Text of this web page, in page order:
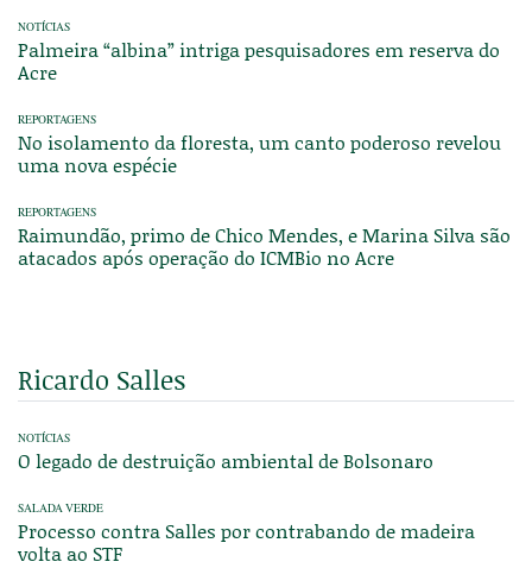
NOTÍCIAS
Palmeira “albina” intriga pesquisadores em reserva do
Acre
REPORTAGENS
No isolamento da floresta, um canto poderoso revelou
uma nova espécie
REPORTAGENS
Raimundão, primo de Chico Mendes, e Marina Silva são
atacados após operação do ICMBio no Acre
Ricardo Salles
NOTÍCIAS
O legado de destruição ambiental de Bolsonaro
SALADA VERDE
Processo contra Salles por contrabando de madeira
volta ao STF